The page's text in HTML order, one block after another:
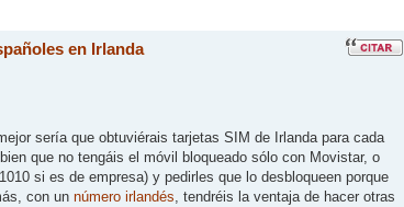
en Irlanda
sería que obtuviérais tarjetas SIM de Irlanda para cada
que no tengáis el móvil bloqueado sólo con Movistar, o
si es de empresa) y pedirles que lo desbloqueen porque
con un número irlandés, tendréis la ventaja de hacer otras